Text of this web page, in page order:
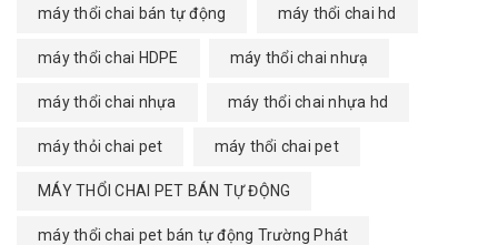
máy thổi chai bán tự động máy thổi chai hd
máy thổi chai HDPE máy thổi chai nhưạ
máy thổi chai nhựa máy thổi chai nhựa hd
máy thỏi chai pet máy thổi chai pet
MÁY THỔI CHAI PET BÁN TỰ ĐỘNG
máy thổi chai pet bán tự động Trường Phát